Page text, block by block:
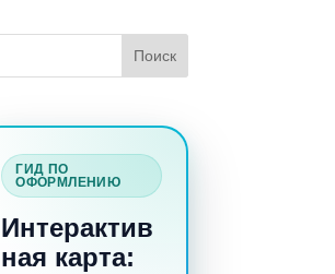
ГИД ПО
ОФОРМЛЕНИЮ
Интерактив
ная карта: